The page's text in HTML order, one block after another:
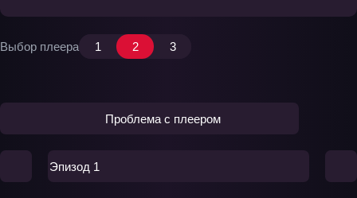
Выбор плеера 1 2 3
Проблема с плеером
Эпизод 1